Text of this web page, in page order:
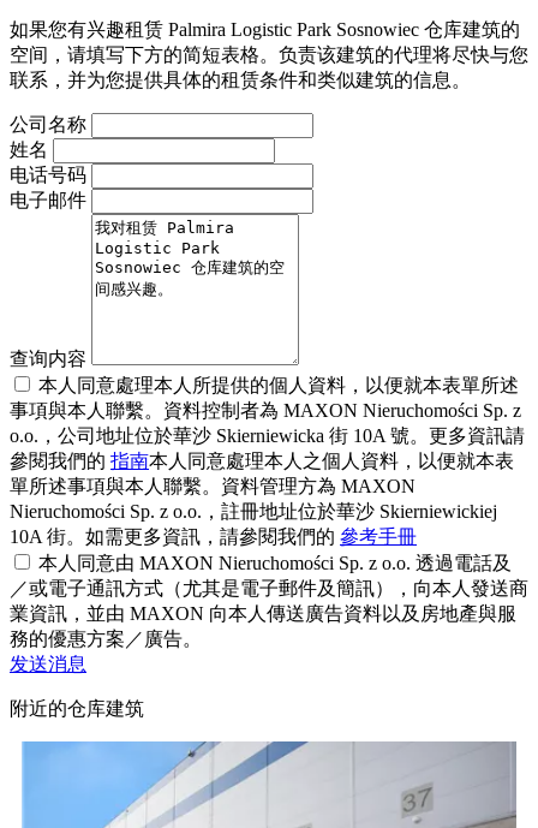
如果您有兴趣租赁 Palmira Logistic Park Sosnowiec 仓库建筑的
空间，请填写下方的简短表格。负责该建筑的代理将尽快与您
联系，并为您提供具体的租赁条件和类似建筑的信息。
公司名称
姓名
电话号码
电子邮件
查询内容
本人同意處理本人所提供的個人資料，以便就本表單所述
事項與本人聯繫。資料控制者為 MAXON Nieruchomości Sp. z
o.o.，公司地址位於華沙 Skierniewicka 街 10A 號。更多資訊請
參閱我們的 指南本人同意處理本人之個人資料，以便就本表
單所述事項與本人聯繫。資料管理方為 MAXON
Nieruchomości Sp. z o.o.，註冊地址位於華沙 Skierniewickiej
10A 街。如需更多資訊，請參閱我們的 參考手冊
本人同意由 MAXON Nieruchomości Sp. z o.o. 透過電話及
／或電子通訊方式（尤其是電子郵件及簡訊），向本人發送商
業資訊，並由 MAXON 向本人傳送廣告資料以及房地產與服
務的優惠方案／廣告。
发送消息
附近的仓库建筑